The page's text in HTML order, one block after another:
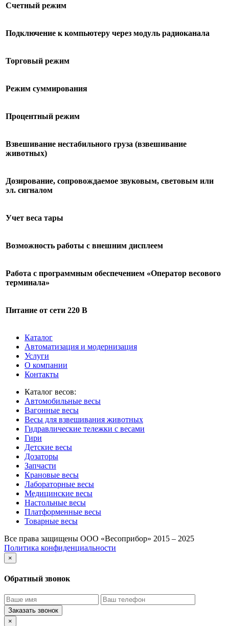
Счетный режим
Подключение к компьютеру через модуль радиоканала
Торговый режим
Режим суммирования
Процентный режим
Взвешивание нестабильного груза (взвешивание
животных)
Дозирование, сопровождаемое звуковым, световым или
эл. сигналом
Учет веса тары
Возможность работы с внешним дисплеем
Работа с программным обеспечением «Оператор весового
терминала»
Питание от сети 220 В
Каталог
Автоматизация и модернизация
Услуги
О компании
Контакты
Каталог весов:
Автомобильные весы
Вагонные весы
Весы для взвешивания животных
Гидравлические тележки с весами
Гири
Детские весы
Дозаторы
Запчасти
Крановые весы
Лабораторные весы
Медицинские весы
Настольные весы
Платформенные весы
Товарные весы
Все права защищены ООО «Весоприбор» 2015 – 2025
Политика конфиденциальности
×
Обратный звонок
Заказать звонок
×